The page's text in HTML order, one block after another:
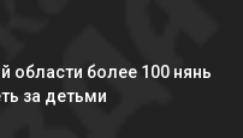
области более 100 нянь
за детьми